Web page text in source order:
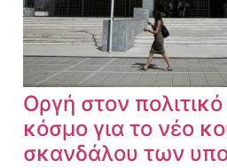
Οργή στον
κόσμο για το νέο
σκανδάλου των